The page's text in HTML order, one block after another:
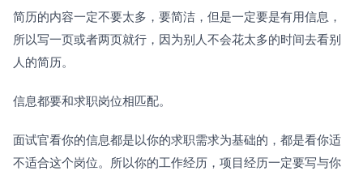
简历的内容一定不要太多，要简洁，但是一定要是有用信息，
所以写一页或者两页就行，因为别人不会花太多的时间去看别
人的简历。
信息都要和求职岗位相匹配。
面试官看你的信息都是以你的求职需求为基础的，都是看你适
不适合这个岗位。所以你的工作经历，项目经历一定要写与你